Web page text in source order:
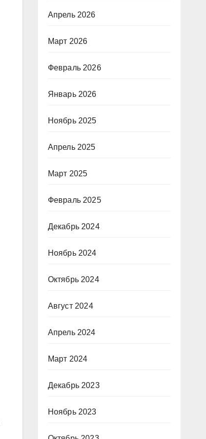
Апрель 2026
Март 2026
Февраль 2026
Январь 2026
Ноябрь 2025
Апрель 2025
Март 2025
Февраль 2025
Декабрь 2024
Ноябрь 2024
Октябрь 2024
Август 2024
Апрель 2024
Март 2024
Декабрь 2023
Ноябрь 2023